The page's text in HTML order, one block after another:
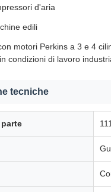
d'aria
edili
motori Perkins a 3 e 4
condizioni di lavoro
tecniche